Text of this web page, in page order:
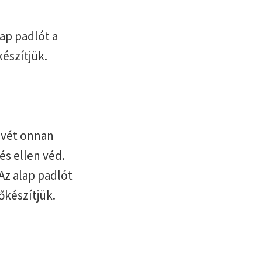
padlót a
onnan
ellen véd.
alap padlót